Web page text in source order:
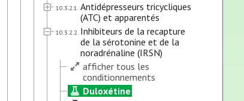
10.3.2.1. Antidépresseurs tricycliques
(ATC) et apparentés
10.3.2.2. Inhibiteurs de la recapture
de la sérotonine et de la
noradrénaline (IRSN)
afficher tous les
conditionnements
Duloxétine